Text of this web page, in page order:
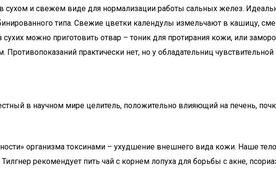
сухом и свежем виде для нормализации работы сальных желез.
типа. Свежие цветки календулы измельчают в кашицу,
можно приготовить отвар – тоник для протирания кожи, или
Противопоказаний практически нет, но у обладательниц
в научном мире целитель, положительно влияющий на печень,
организма токсинами – ухудшение внешнего вида кожи. Наше
рекомендует пить чай с корнем лопуха для борьбы с акне,